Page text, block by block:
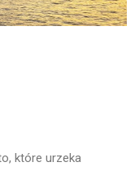
które urzeka